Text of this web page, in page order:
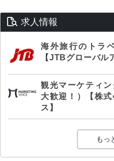
求人情報
海外旅行のトラ
【JTBグローバル
観光マーケティ
大歓迎！）【株
ス】
もっ